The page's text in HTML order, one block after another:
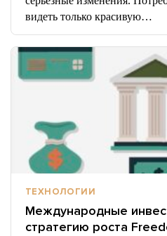
видеть только красивую…
ТЕХНОЛОГИИ
Международные
стратегию роста